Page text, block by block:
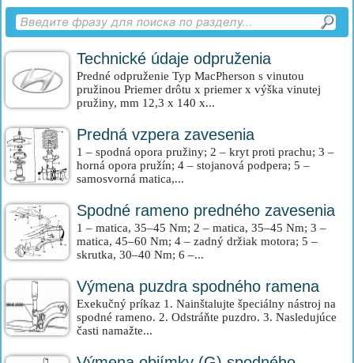
Technické údaje odpruženia
Predné odpruženie Typ MacPherson s vinutou
pružinou Priemer drôtu x priemer x výška vinutej
pružiny, mm 12,3 x 140 x...
Predná vzpera zavesenia
1 – spodná opora pružiny; 2 – kryt proti prachu; 3 –
horná opora pružín; 4 – stojanová podpera; 5 –
samosvorná matica,...
Spodné rameno predného zavesenia
1 – matica, 35–45 Nm; 2 – matica, 35–45 Nm; 3 –
matica, 45–60 Nm; 4 – zadný držiak motora; 5 –
skrutka, 30–40 Nm; 6 –...
Výmena puzdra spodného ramena
Exekučný príkaz 1. Nainštalujte špeciálny nástroj na
spodné rameno. 2. Odstráňte puzdro. 3. Nasledujúce
časti namažte...